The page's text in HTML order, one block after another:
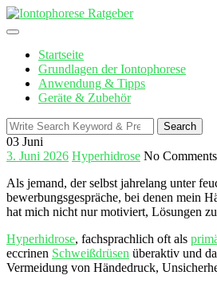
Skip
to
Startseite
Grundlagen der Iontophorese
Anwendung & Tipps
Geräte & Zubehör
Search
for:
Search
03 Juni
3. Juni 2026 Hyperhidrose No Comments
Als jemand, der‍ selbst jahrelang unter
bewerbungsgespräche, bei ⁢denen‌ mein
hat mich nicht nur motiviert, Lösungen
Hyperhidrose, fachsprachlich oft als
eccrinen Schweißdrüsen überaktiv und
Vermeidung von Händedruck,